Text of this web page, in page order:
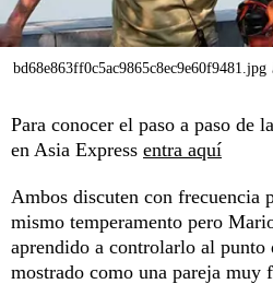
bd68e863ff0c5ac9865c8ec9e60f9481.jpg
Para conocer el paso a paso de
en Asia Express entra aquí
Ambos discuten con frecuencia
mismo temperamento pero
aprendido a controlarlo al punto
mostrado como una pareja muy